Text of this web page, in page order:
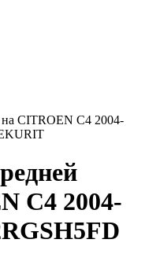
CITROEN C4 2004-
C4 2004-